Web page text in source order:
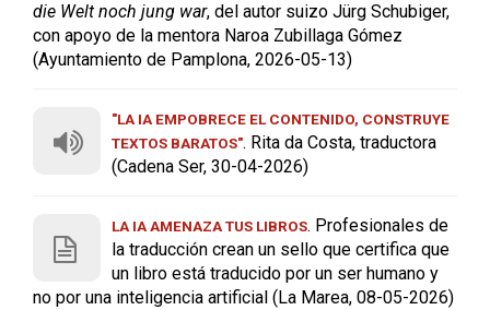
die Welt noch jung war, del autor suizo Jürg Schubiger,
con apoyo de la mentora Naroa Zubillaga Gómez
(Ayuntamiento de Pamplona, 2026-05-13)
"LA IA EMPOBRECE EL CONTENIDO, CONSTRUYE
TEXTOS BARATOS". Rita da Costa, traductora
(Cadena Ser, 30-04-2026)
LA IA AMENAZA TUS LIBROS. Profesionales de
la traducción crean un sello que certifica que
un libro está traducido por un ser humano y
no por una inteligencia artificial (La Marea, 08-05-2026)